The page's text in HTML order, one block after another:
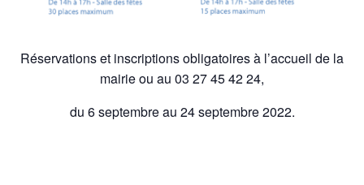
Réservations et inscriptions obligatoires à l’accueil de la
mairie ou au 03 27 45 42 24,
du 6 septembre au 24 septembre 2022.